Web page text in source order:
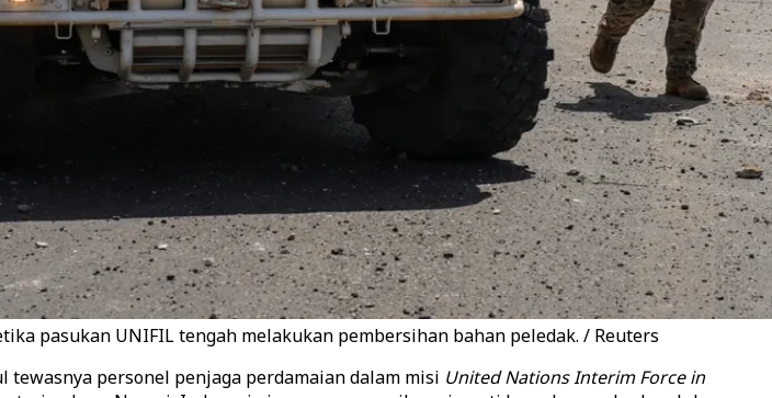
pasukan UNIFIL tengah melakukan pembersihan bahan peledak. / Reuters
tewasnya personel penjaga perdamaian dalam misi United Nations Interim Force in